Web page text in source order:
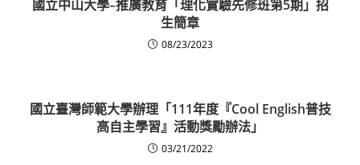
國立中山大學–推廣教育「理化實驗先修班第5期」招
生簡章
08/23/2023
國立臺灣師範大學辦理「111年度『Cool English普技
高自主學習』活動獎勵辦法」
03/21/2022